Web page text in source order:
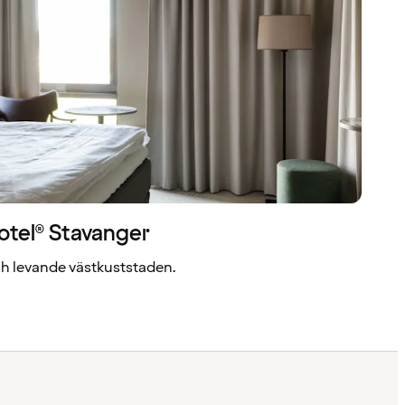
Stavanger
levande västkuststaden.